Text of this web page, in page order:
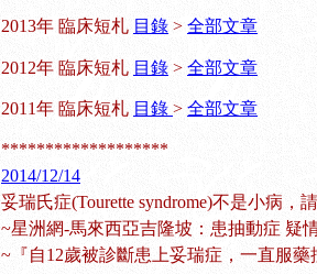
2013年 臨床短札 目錄 > 全部文章
2012年 臨床短札 目錄 > 全部文章
2011年 臨床短札 目錄 > 全部文章
*******************
2014/12/14
妥瑞氏症(Tourette syndrome)不是小病，
~星洲網-馬來西亞吉隆坡：患抽動症 疑
~『自12歲被診斷患上妥瑞症，一直服藥